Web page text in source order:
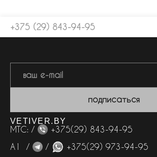
+375 (29) 843-94-95
подписаться
VETIVER.BY
МТС: /
+375(29) 843-94-95
А1 /
/
+375(29) 973-94-95